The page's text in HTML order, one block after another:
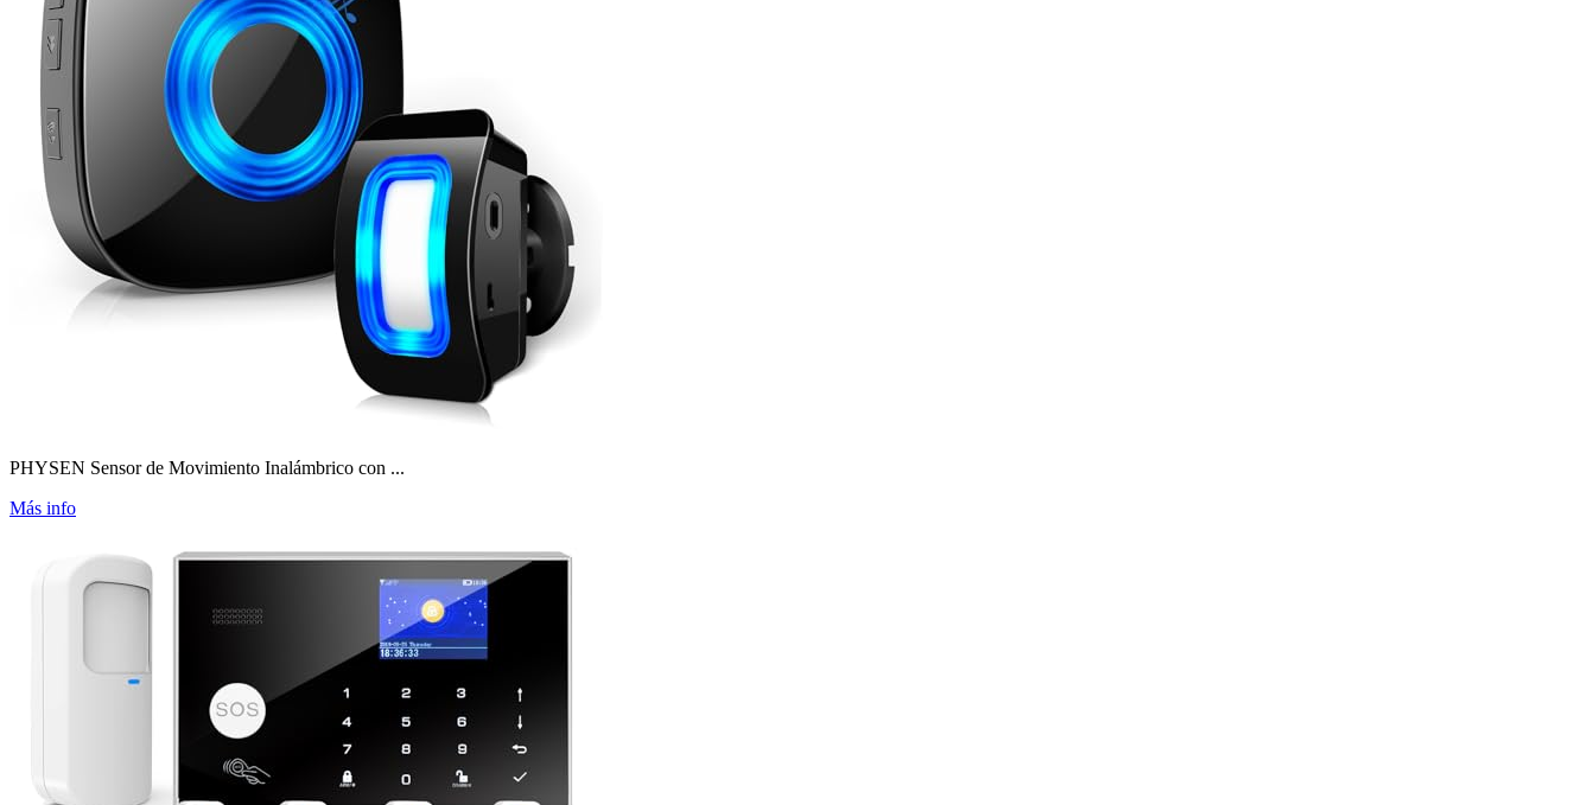
PHYSEN Sensor de Movimiento Inalámbrico con ...
Más info